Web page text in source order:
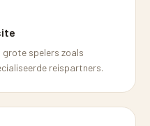
grote spelers zoals
reispartners.